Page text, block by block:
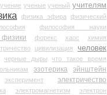
учение ученые ученый учителям
физика эфира
физический
философия науки
форекс хаос
химия
цивилизация человек
черные дыры
что такое время
эзотерика
эйнштейн
эксперимент электричество
электромагнетизм
электрон